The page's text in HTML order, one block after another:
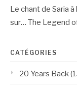
Le chant de Saria à
sur… The Legend
CATÉGORIES
20 Years Back